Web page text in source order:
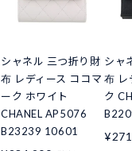
シャネル 三つ折り財
布 レディース ココマ
ーク ホワイト
CHANEL AP5076
B23239 10601
シャ
布 レ
ク